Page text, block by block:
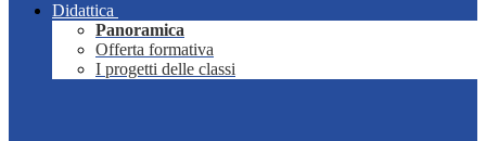
Didattica
Panoramica
Offerta formativa
I progetti delle classi